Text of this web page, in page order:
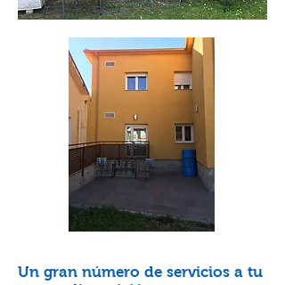
Un gran número de servicios a tu